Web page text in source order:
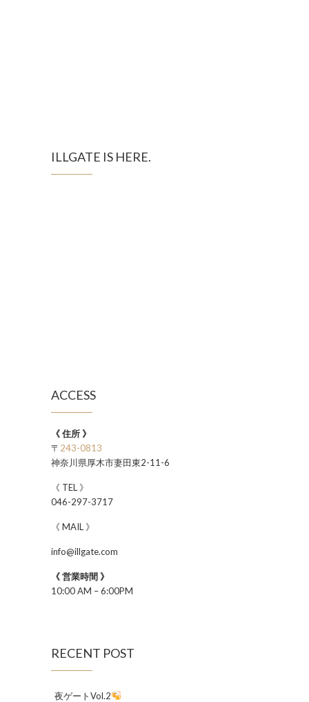
ILLGATE IS HERE.
ACCESS
《 住所 》
〒 243-0813
神奈川県厚木市妻田東2-11-6
《 TEL 》
046-297-3717
《 MAIL 》
info@illgate.com
《 営業時間 》
10:00 AM – 6:00PM
RECENT POST
夜ゲートVol.2